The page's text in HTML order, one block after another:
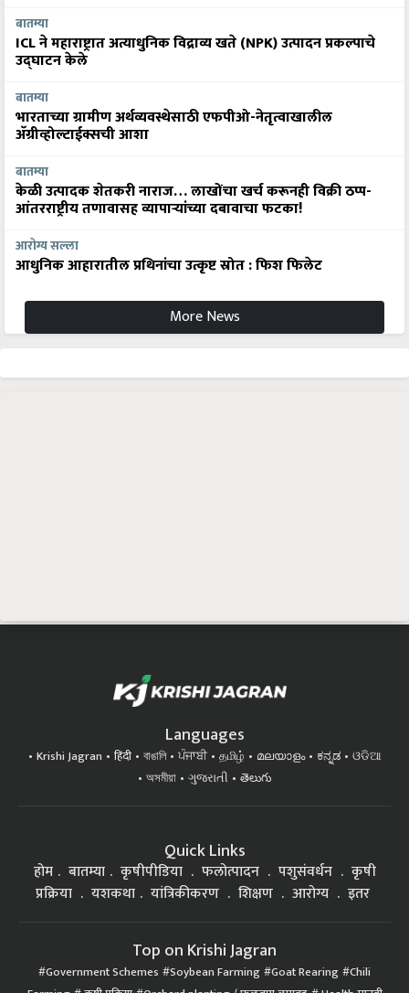
बातम्या
ICL ने महाराष्ट्रात अत्याधुनिक विद्राव्य खते (NPK) उत्पादन प्रकल्पाचे
उद्घाटन केले
बातम्या
भारताच्या ग्रामीण अर्थव्यवस्थेसाठी एफपीओ-नेतृत्वाखालील
अ‍ॅग्रीव्होल्टाईक्सची आशा
बातम्या
केळी उत्पादक शेतकरी नाराज… लाखोंचा खर्च करूनही विक्री ठप्प-
आंतरराष्ट्रीय तणावासह व्यापाऱ्यांच्या दबावाचा फटका!
आरोग्य सल्ला
आधुनिक आहारातील प्रथिनांचा उत्कृष्ट स्रोत : फिश फिलेट
More News
Languages
Krishi Jagran हिंदी বাঙালি ਪੰਜਾਬੀ தமிழ் മലയാളം ಕನ್ನಡ
ଓଡିଆ
অসমীয়া
ગુજરાતી తెలుగు
Quick Links
होम बातम्या कृषीपीडिया फलोत्पादन पशुसंवर्धन
कृषी
प्रक्रिया
यशकथा यांत्रिकीकरण शिक्षण आरोग्य इतर
Top on Krishi Jagran
Government Schemes Soybean Farming Goat Rearing Chili